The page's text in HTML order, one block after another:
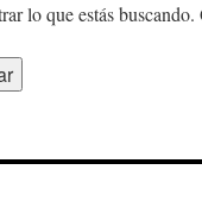
lo que estás